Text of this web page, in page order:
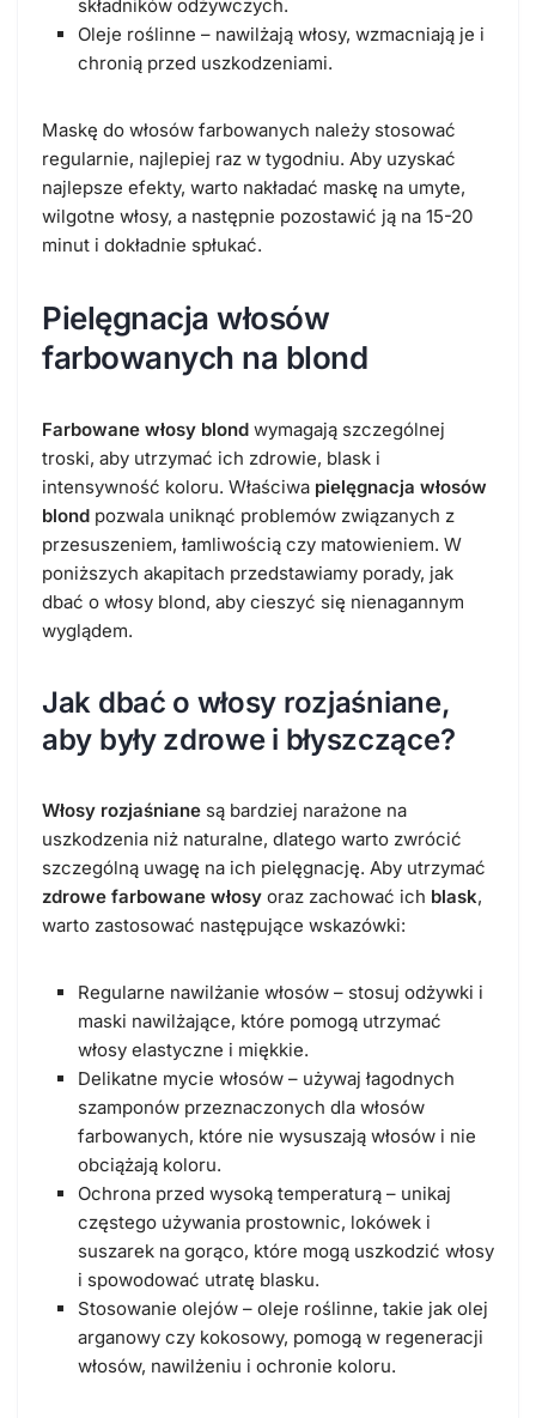
składników odżywczych.
Oleje roślinne – nawilżają włosy, wzmacniają je i
chronią przed uszkodzeniami.
Maskę do włosów farbowanych należy stosować
regularnie, najlepiej raz w tygodniu. Aby uzyskać
najlepsze efekty, warto nakładać maskę na umyte,
wilgotne włosy, a następnie pozostawić ją na 15-20
minut i dokładnie spłukać.
Pielęgnacja włosów
farbowanych na blond
Farbowane włosy blond wymagają szczególnej
troski, aby utrzymać ich zdrowie, blask i
intensywność koloru. Właściwa pielęgnacja włosów
blond pozwala uniknąć problemów związanych z
przesuszeniem, łamliwością czy matowieniem. W
poniższych akapitach przedstawiamy porady, jak
dbać o włosy blond, aby cieszyć się nienagannym
wyglądem.
Jak dbać o włosy rozjaśniane,
aby były zdrowe i błyszczące?
Włosy rozjaśniane są bardziej narażone na
uszkodzenia niż naturalne, dlatego warto zwrócić
szczególną uwagę na ich pielęgnację. Aby utrzymać
zdrowe farbowane włosy oraz zachować ich blask,
warto zastosować następujące wskazówki:
Regularne nawilżanie włosów – stosuj odżywki i
maski nawilżające, które pomogą utrzymać
włosy elastyczne i miękkie.
Delikatne mycie włosów – używaj łagodnych
szamponów przeznaczonych dla włosów
farbowanych, które nie wysuszają włosów i nie
obciążają koloru.
Ochrona przed wysoką temperaturą – unikaj
częstego używania prostownic, lokówek i
suszarek na gorąco, które mogą uszkodzić włosy
i spowodować utratę blasku.
Stosowanie olejów – oleje roślinne, takie jak olej
arganowy czy kokosowy, pomogą w regeneracji
włosów, nawilżeniu i ochronie koloru.